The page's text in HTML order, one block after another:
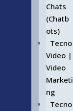
Chats
(Chatb
ots)
Tecno
Video |
Video
Marketi
ng
Tecno